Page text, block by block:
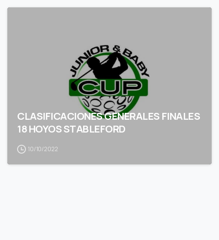
CLASIFICACIONES GENERALES FINALES
18 HOYOS STABLEFORD
10/10/2022